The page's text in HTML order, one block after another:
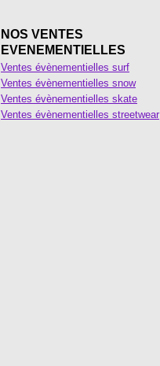
NOS VENTES
EVENEMENTIELLES
Ventes évènementielles surf
Ventes évènementielles snow
Ventes évènementielles skate
Ventes évènementielles streetwear